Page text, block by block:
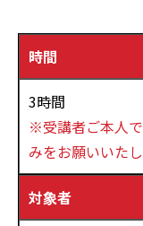
時間
3時間
※受講者ご本人
みをお願いいたし
対象者